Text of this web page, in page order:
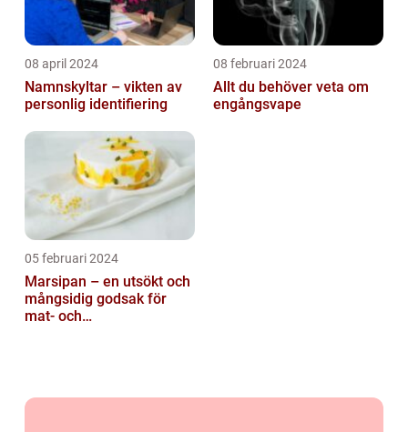
08 april 2024
Namnskyltar – vikten av
personlig identifiering
08 februari 2024
Allt du behöver veta om
engångsvape
05 februari 2024
Marsipan – en utsökt och
mångsidig godsak för
mat- och